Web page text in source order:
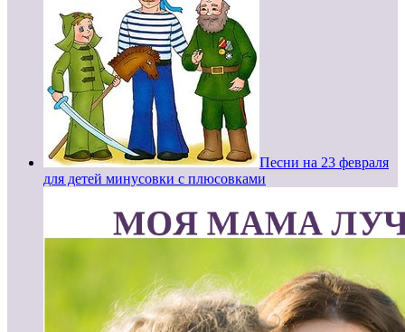
Песни на 23 февраля
для детей минусовки с плюсовками